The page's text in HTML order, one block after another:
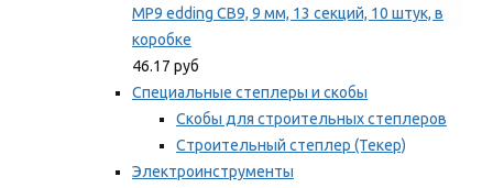
MP9 edding CB9, 9 мм, 13 секций, 10 штук, в
коробке
46.17 руб
Специальные степлеры и скобы
Скобы для строительных степлеров
Строительный степлер (Текер)
Электроинструменты